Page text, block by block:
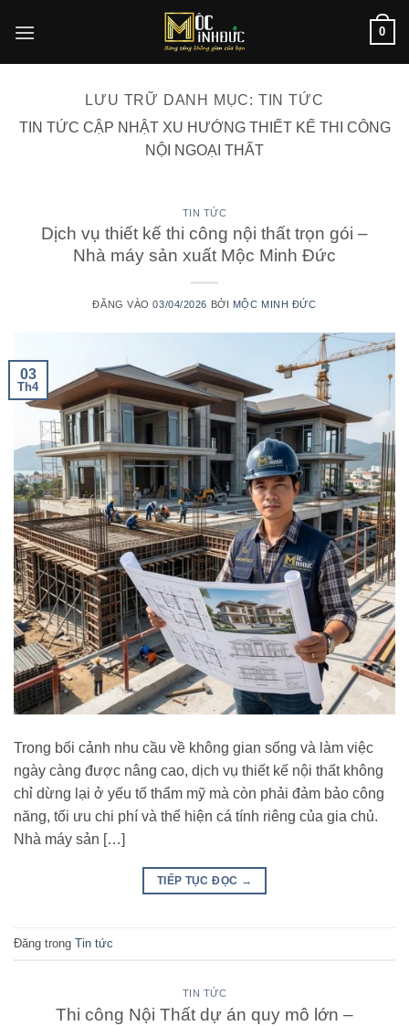
qua
0
LƯU TRỮ DANH MỤC: TIN TỨC
TIN TỨC CẬP NHẬT XU HƯỚNG THIẾT KẾ THI CÔNG
NỘI NGOẠI THẤT
TIN TỨC
Dịch vụ thiết kế thi công nội thất trọn gói –
Nhà máy sản xuất Mộc Minh Đức
ĐĂNG VÀO03/04/2026 BỞI MỘC MINH ĐỨC
03
Th4
Trong bối cảnh nhu cầu về không gian sống và làm việc
ngày càng được nâng cao, dịch vụ thiết kế nội thất không
chỉ dừng lại ở yếu tố thẩm mỹ mà còn phải đảm bảo công
năng, tối ưu chi phí và thể hiện cá tính riêng của gia chủ.
Nhà máy sản […]
TIẾP TỤC ĐỌC →
Đăng trong Tin tức
TIN TỨC
Thi công Nội Thất dự án quy mô lớn –